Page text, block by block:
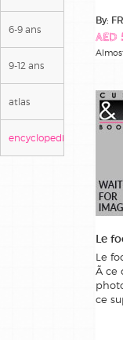
6-9 ans
9-12 ans
atlas
encyclopedies
By:
AED
Le
Le
Ã ce
ce